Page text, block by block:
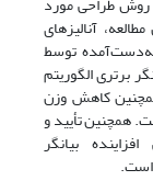
آنالیزهای
توسط
برتری الگوریتم
کاهش وزن
همچنین تأیید و
بیانگر
است.